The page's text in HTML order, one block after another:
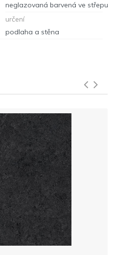
neglazovaná barvená ve střepu
určení
podlaha a stěna